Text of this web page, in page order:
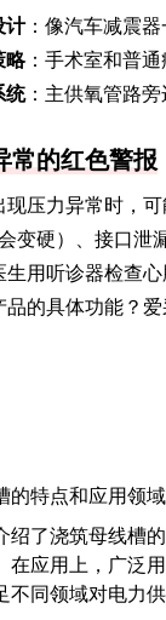
计：像汽车减震
略：手术室和普
统：主供氧管路
常的红色警报
现压力异常时，
变硬）、接口泄
用听诊器检查心
品的具体功能？
的特点和应用领域
绍了浇筑母线槽
在应用上，广泛
不同领域对电力